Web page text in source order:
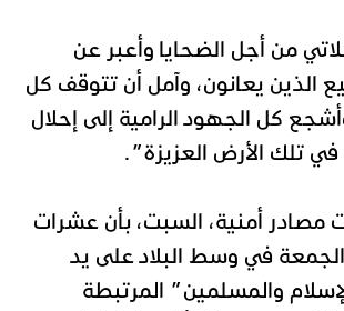
من أجل الضحايا وأعبر عن
الذين يعانون، وآمل أن تتوقف كل
كل الجهود الرامية إلى إحلال
في تلك الأرض العزيزة”.
مصادر أمنية، السبت، بأن عشرات
في وسط البلاد على يد
والمسلمين” المرتبطة